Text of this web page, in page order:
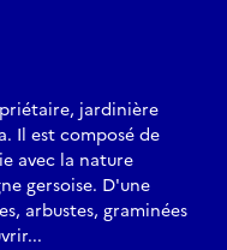
jardinière
Il est composé de
avec la nature
gersoise. D'une
arbustes, graminées